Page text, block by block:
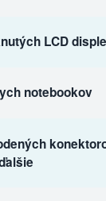
LCD
notebookov